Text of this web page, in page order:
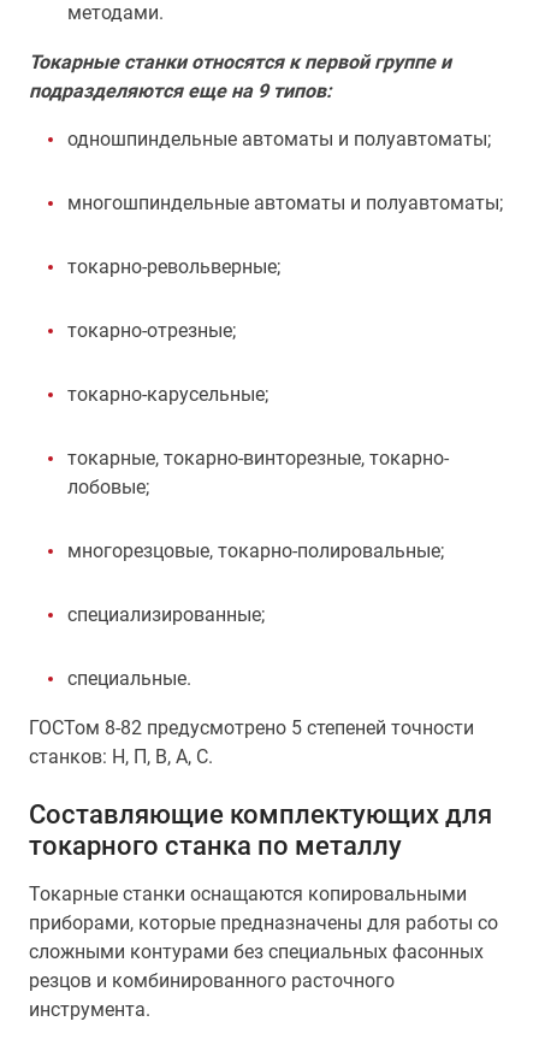
методами.
Токарные станки относятся к первой группе и
подразделяются еще на 9 типов:
одношпиндельные автоматы и полуавтоматы;
многошпиндельные автоматы и полуавтоматы;
токарно-револьверные;
токарно-отрезные;
токарно-карусельные;
токарные, токарно-винторезные, токарно-
лобовые;
многорезцовые, токарно-полировальные;
специализированные;
специальные.
ГОСТом 8-82 предусмотрено 5 степеней точности
станков: Н, П, В, А, С.
Составляющие комплектующих для
токарного станка по металлу
Токарные станки оснащаются копировальными
приборами, которые предназначены для работы со
сложными контурами без специальных фасонных
резцов и комбинированного расточного
инструмента.